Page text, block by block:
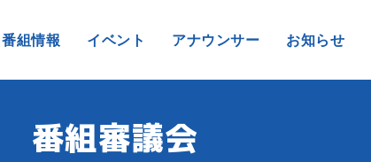
番組情報 イベント アナウンサー お知らせ
番組審議会